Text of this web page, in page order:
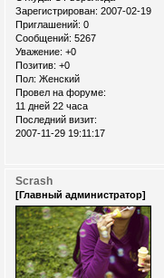
Зарегистрирован: 2007-02-19
Приглашений: 0
Сообщений: 5267
Уважение: +0
Позитив: +0
Пол: Женский
Провел на форуме:
11 дней 22 часа
Последний визит:
2007-11-29 19:11:17
Scrash
[Главный администратор]